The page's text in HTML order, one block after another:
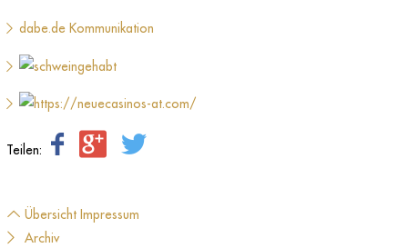
dabe.de Kommunikation
Teilen:
Übersicht Impressum
Archiv